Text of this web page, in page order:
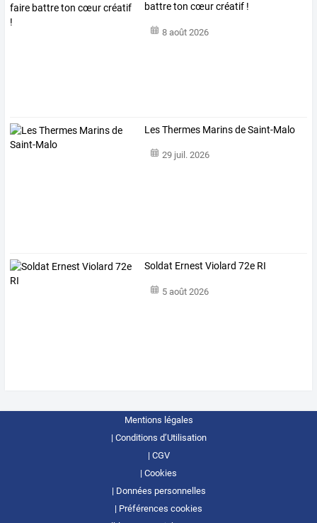
battre ton cœur créatif !
8 août 2026
Les Thermes Marins de Saint-Malo
29 juil. 2026
Soldat Ernest Violard 72e RI
5 août 2026
Mentions légales
Conditions d’Utilisation
CGV
Cookies
Données personnelles
Préférences cookies